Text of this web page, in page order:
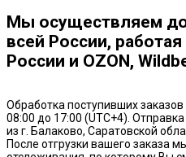
Мы осуществляем
всей России,
России и OZON,
Обработка поступивших
08:00 до 17:00 (UTC+4).
из г. Балаково, Саратовской
После отгрузки вашего заказа